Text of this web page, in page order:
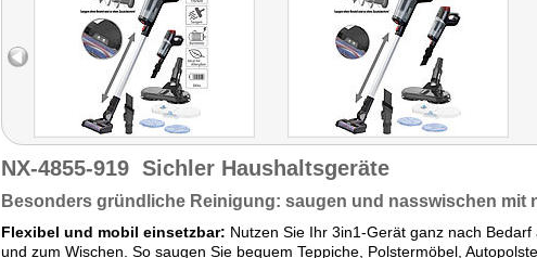
NX-4855-919 Sichler Haushaltsgeräte
Besonders gründliche Reinigung: saugen und nasswischen mit
Flexibel und mobil einsetzbar: Nutzen Sie Ihr 3in1-Gerät ganz nach
und zum Wischen. So saugen Sie bequem Teppiche, Polstermöbel,